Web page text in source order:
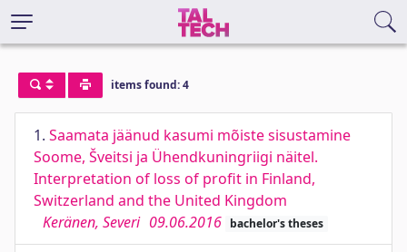
items found: 4
1. Saamata jäänud kasumi mõiste sisustamine
Soome, Šveitsi ja Ühendkuningriigi näitel.
Interpretation of loss of profit in Finland,
Switzerland and the United Kingdom
Keränen, Severi 09.06.2016 bachelor's theses